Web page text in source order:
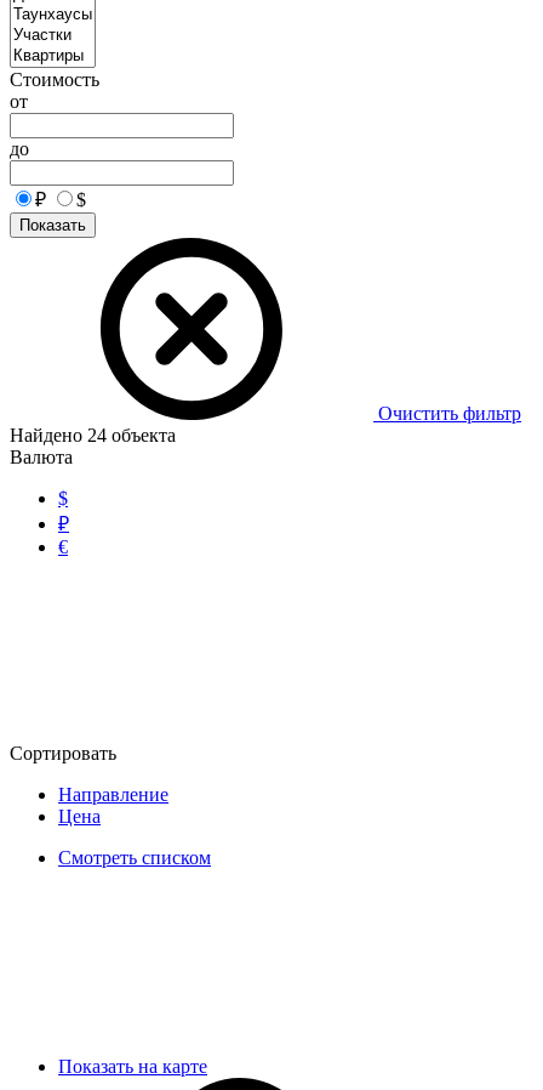
Стоимость
от
до
₽ $
Показать
Очистить фильтр
Найдено 24 объекта
Валюта
$
₽
€
Сортировать
Направление
Цена
Смотреть списком
Показать на карте